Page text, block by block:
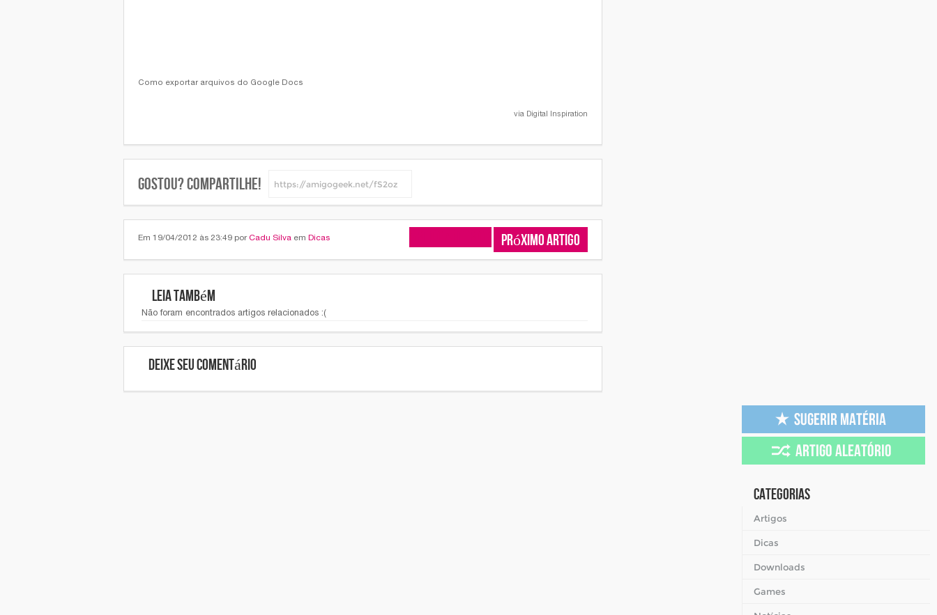
Como exportar arquivos do Google Docs
via Digital Inspiration
Gostou? Compartilhe!
Em 19/04/2012 às 23:49 por Cadu Silva em Dicas Próximo Artigo
Leia também
Não foram encontrados artigos relacionados :(
Deixe seu comentário
Categorias
Artigos
Dicas
Downloads
Games